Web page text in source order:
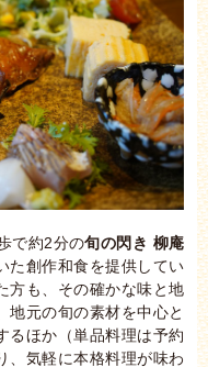
で約2分の旬の閃き 柳庵
た創作和食を提供してい
方も、その確かな味と地
地元の旬の素材を中心と
るほか（単品料理は予約
、気軽に本格料理が味わ